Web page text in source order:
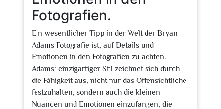
Fotografien.
Ein wesentlicher Tipp in der Welt der Bryan
Adams Fotografie ist, auf Details und
Emotionen in den Fotografien zu achten.
Adams‘ einzigartiger Stil zeichnet sich durch
die Fähigkeit aus, nicht nur das Offensichtliche
festzuhalten, sondern auch die kleinen
Nuancen und Emotionen einzufangen, die